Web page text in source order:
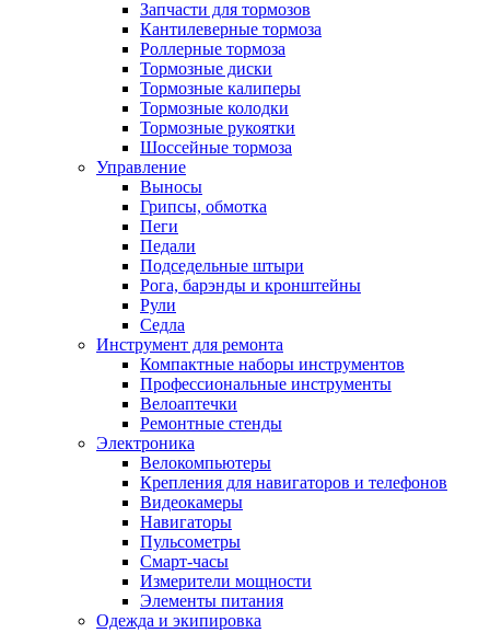
Запчасти для тормозов
Кантилеверные тормоза
Роллерные тормоза
Тормозные диски
Тормозные калиперы
Тормозные колодки
Тормозные рукоятки
Шоссейные тормоза
Управление
Выносы
Грипсы, обмотка
Пеги
Педали
Подседельные штыри
Рога, барэнды и кронштейны
Рули
Седла
Инструмент для ремонта
Компактные наборы инструментов
Профессиональные инструменты
Велоаптечки
Ремонтные стенды
Электроника
Велокомпьютеры
Крепления для навигаторов и телефонов
Видеокамеры
Навигаторы
Пульсометры
Смарт-часы
Измерители мощности
Элементы питания
Одежда и экипировка